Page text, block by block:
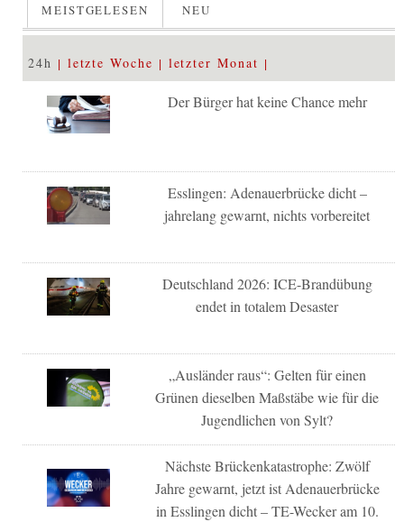
MEISTGELESEN NEU
24h letzte Woche letzter Monat
Der Bürger hat keine Chance mehr
Esslingen: Adenauerbrücke dicht –
jahrelang gewarnt, nichts vorbereitet
Deutschland 2026: ICE-Brandübung
endet in totalem Desaster
„Ausländer raus“: Gelten für einen
Grünen dieselben Maßstäbe wie für die
Jugendlichen von Sylt?
Nächste Brückenkatastrophe: Zwölf
Jahre gewarnt, jetzt ist Adenauerbrücke
in Esslingen dicht – TE-Wecker am 10.